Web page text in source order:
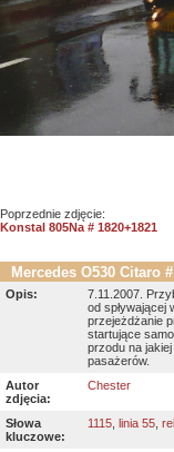
Poprzednie zdjęcie:
Konstal 805Na # 1820+1821
Mercedes O530 Citaro
Opis:
7.11.2007.
od spływającej
przejeżdżanie
startujące
przodu na
pasażerów.
Autor
zdjęcia:
Chester
Słowa
kluczowe:
1115, linia 55,